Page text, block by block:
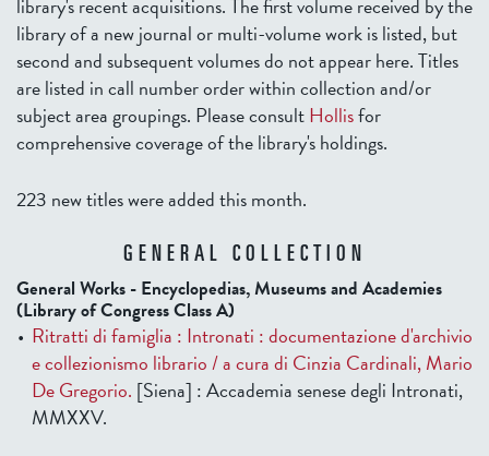
library of a new journal or multi-volume work is listed, but
second and subsequent volumes do not appear here. Titles
are listed in call number order within collection and/or
subject area groupings. Please consultHollisfor
comprehensive coverage of the library's holdings.
223 new titles were added this month.
GENERAL COLLECTION
General Works - Encyclopedias, Museums and Academies
(Library of Congress Class A)
Ritratti di famiglia : Intronati : documentazione d'archivio
e collezionismo librario / a cura di Cinzia Cardinali, Mario
De Gregorio. [Siena] : Accademia senese degli Intronati,
MMXXV.